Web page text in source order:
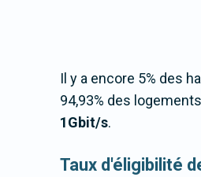
Il y a encore 5% des
94,93% des
1Gbit/s.
Taux d'éligibilité